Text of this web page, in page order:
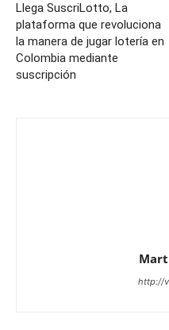
Llega SuscriLotto, La
plataforma que revoluciona
la manera de jugar lotería en
Colombia mediante
suscripción
http://